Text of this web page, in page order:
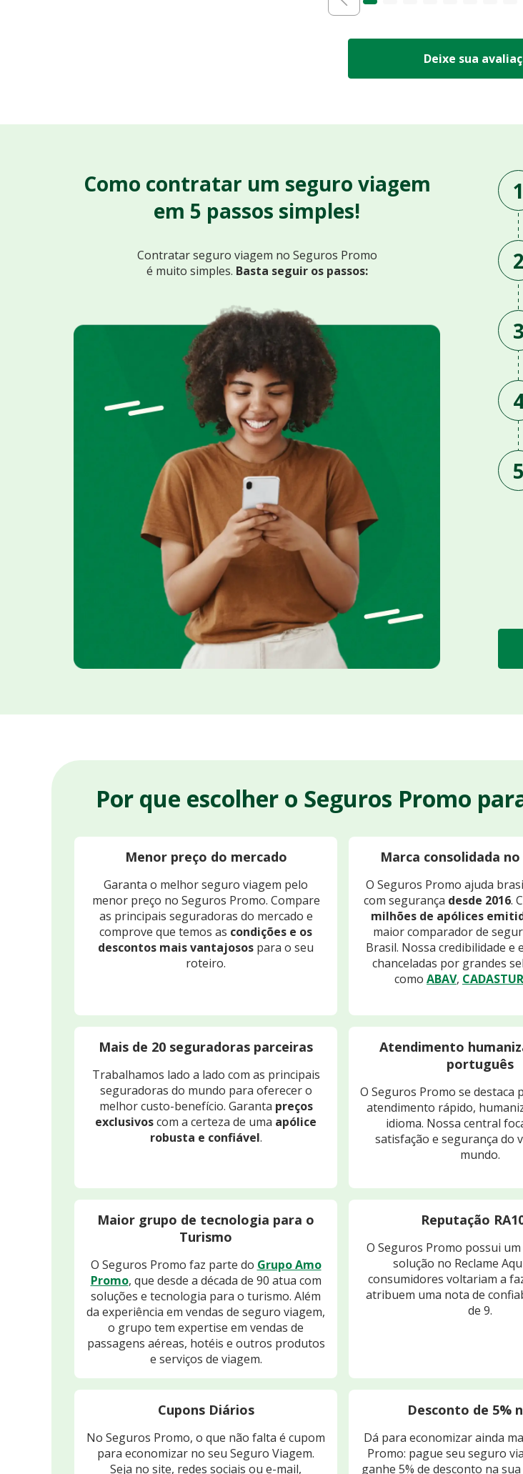
Deixe sua
Como contratar um seguro viagem
em 5 passos simples!
Contratar seguro viagem no Seguros Promo
é muito simples. Basta seguir os passos:
1
2
3
5
Por que escolher o Seguros Promo
Menor preço do mercado
Garanta o melhor seguro viagem pelo
menor preço no Seguros Promo. Compare
as principais seguradoras do mercado e
comprove que temos as condições e os
descontos mais vantajosos para o seu
roteiro.
Marca consolidada
O Seguros Promo ajuda
com segurança desde 2016.
milhões de apólices
maior comparador de
Brasil. Nossa credibilidade e
chanceladas por grandes
como ABAV, CADASTUR
Mais de 20 seguradoras parceiras
Trabalhamos lado a lado com as principais
seguradoras do mundo para oferecer o
melhor custo-benefício. Garanta preços
exclusivoscom a certeza de uma apólice
robusta e confiável.
Atendimento
português
O Seguros Promo se destaca
atendimento rápido,
idioma. Nossa central
satisfação e segurança do
mundo.
Maior grupo de tecnologia para o
Turismo
O Seguros Promo faz parte do Grupo Amo
Promo, que desde a década de 90 atua com
soluções e tecnologia para o turismo. Além
da experiência em vendas de seguro viagem,
o grupo tem expertise em vendas de
passagens aéreas, hotéis e outros produtos
e serviços de viagem.
Reputação
O Seguros Promo possui
solução no Reclame
consumidores voltariam a
atribuem uma nota de
de 9.
Cupons Diários
No Seguros Promo, o que não falta é cupom
para economizar no seu Seguro Viagem.
Seja no site, redes sociais ou e-mail,
Desconto de 5%
Dá para economizar ainda
Promo: pague seu seguro
ganhe 5% de desconto na